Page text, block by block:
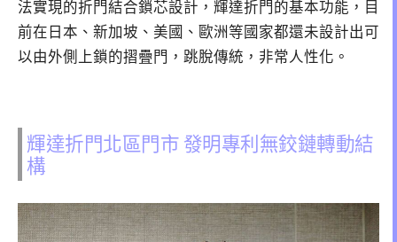
法實現的折門結合鎖芯設計，輝達折門的基本功能，目
前在日本、新加坡、美國、歐洲等國家都還未設計出可
以由外側上鎖的摺疊門，跳脫傳統，非常人性化。
輝達折門北區門市 發明專利無鉸鏈轉動結
構